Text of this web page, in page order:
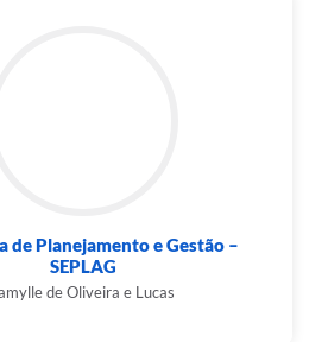
de Planejamento e Gestão –
SEPLAG
de Oliveira e Lucas